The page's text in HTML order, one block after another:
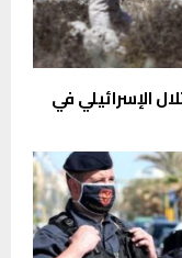
الإسرائيلي في